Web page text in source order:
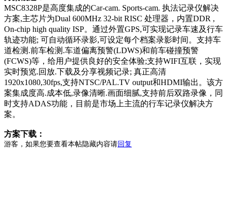
MSC8328P是高度集成的Car-cam. Sports-cam. 执法记录仪解决
方案,主芯片为Dual 600MHz 32-bit RISC 处理器，内置DDR ,
On-chip high quality ISP。通过外置GPS,可实现记录车速及行车
轨迹功能; 可自动循环录影,可设定每个档案录影时间。支持车
道检测.前车检测.车道偏离预警(LDWS)和前车碰撞预警
(FCWS)等，给用户提供良好的安全体验;支持WIFI互联，实现
实时预览.回放.下载及分享视频记录; 真正高清
1920x1080,30fps,支持NTSC/PAL.TV output和HDMI输出。该方
案集成度高.成本低,录像清晰.画面细腻,支持前后双路录像，同
时支持ADAS功能，目前是市场上主流的行车记录仪解决方
案。
方案下载：
游客，如果您要查看本帖隐藏内容请回复